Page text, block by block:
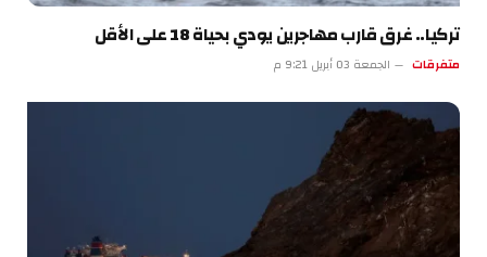
تركيا.. غرق قارب مهاجرين يودي بحياة 18 على الأقل
متفرقات الجمعة 03 أبريل 9:21 م